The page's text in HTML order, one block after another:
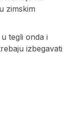
zimskim
tegli onda i
izbegavati